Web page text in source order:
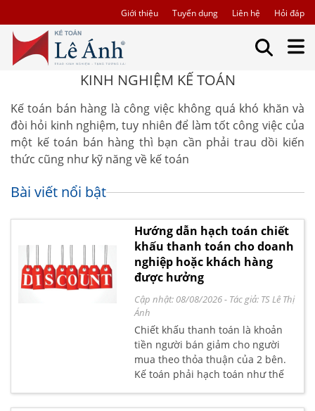
Giới thiệu Tuyển dụng Liên hệ Hỏi đáp
KINH NGHIỆM KẾ TOÁN
Kế toán bán hàng là công việc không quá khó khăn và
đòi hỏi kinh nghiệm, tuy nhiên để làm tốt công việc của
một kế toán bán hàng thì bạn cần phải trau dồi kiến
thức cũng như kỹ năng về kế toán
Bài viết nổi bật
Hướng dẫn hạch toán chiết
khấu thanh toán cho doanh
nghiệp hoặc khách hàng
được hưởng
Cập nhật: 08/08/2026- Tác giả: TS Lê Thị
Ánh
Chiết khấu thanh toán là khoản
tiền người bán giảm cho người
mua theo thỏa thuận của 2 bên.
Kế toán phải hạch toán như thế